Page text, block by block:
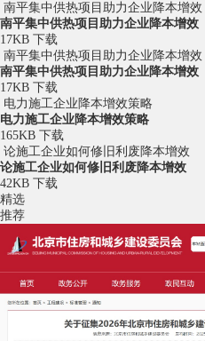
‌南平集中供热项目助力企业降本增效
‌南平集中供热项目助力企业降本增效
17KB 下载
‌南平集中供热项目助力企业降本增效
‌南平集中供热项目助力企业降本增效
17KB 下载
电力施工企业降本增效策略
电力施工企业降本增效策略
165KB 下载
论施工企业如何修旧利废降本增效
论施工企业如何修旧利废降本增效
42KB 下载
精选
推荐